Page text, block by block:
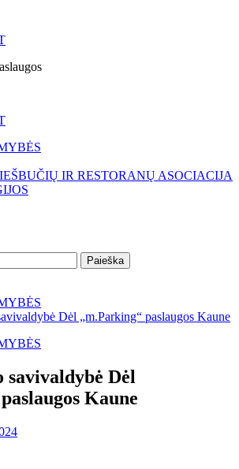
IR RESTORANŲ ASOCIACIJA
Dėl „m.Parking“ paslaugos Kaune
savivaldybė Dėl
Kaune